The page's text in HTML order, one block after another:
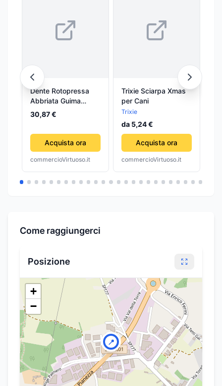
Dente Rotopressa
Abbriata Guima
Omas Supertino
Wolvo 12R001 Filo
pezzi
30,87 €
Acquista ora
commercioVirtuoso.it
Trixie Sciarpa Xmas
per Cani
Trixie
da 5,24 €
Acquista ora
commercioVirtuoso.it
Come raggiungerci
Posizione
📍
+
−